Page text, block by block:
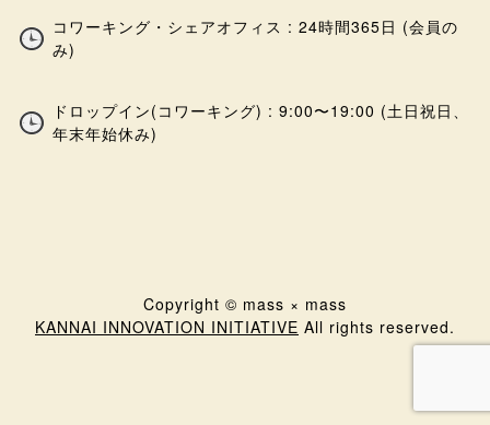
コワーキング・シェアオフィス : 24時間365日 (会員の
み)
ドロップイン(コワーキング) : 9:00〜19:00 (土日祝日、
年末年始休み)
Copyright © mass × mass
KANNAI INNOVATION INITIATIVE All rights reserved.